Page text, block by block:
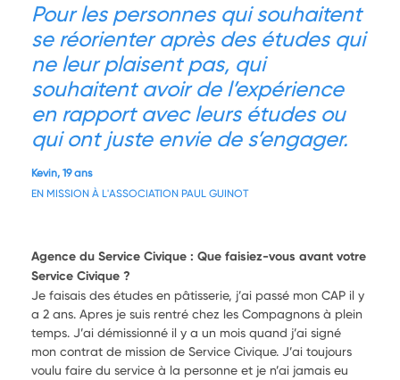
Pour les personnes qui souhaitent
se réorienter après des études qui
ne leur plaisent pas, qui
souhaitent avoir de l’expérience
en rapport avec leurs études ou
qui ont juste envie de s’engager.
Kevin, 19 ans
EN MISSION À L'ASSOCIATION PAUL GUINOT
Agence du Service Civique : Que faisiez-vous avant votre
Service Civique ?
Je faisais des études en pâtisserie, j’ai passé mon CAP il y
a 2 ans. Apres je suis rentré chez les Compagnons à plein
temps. J’ai démissionné il y a un mois quand j’ai signé
mon contrat de mission de Service Civique. J’ai toujours
voulu faire du service à la personne et je n’ai jamais eu